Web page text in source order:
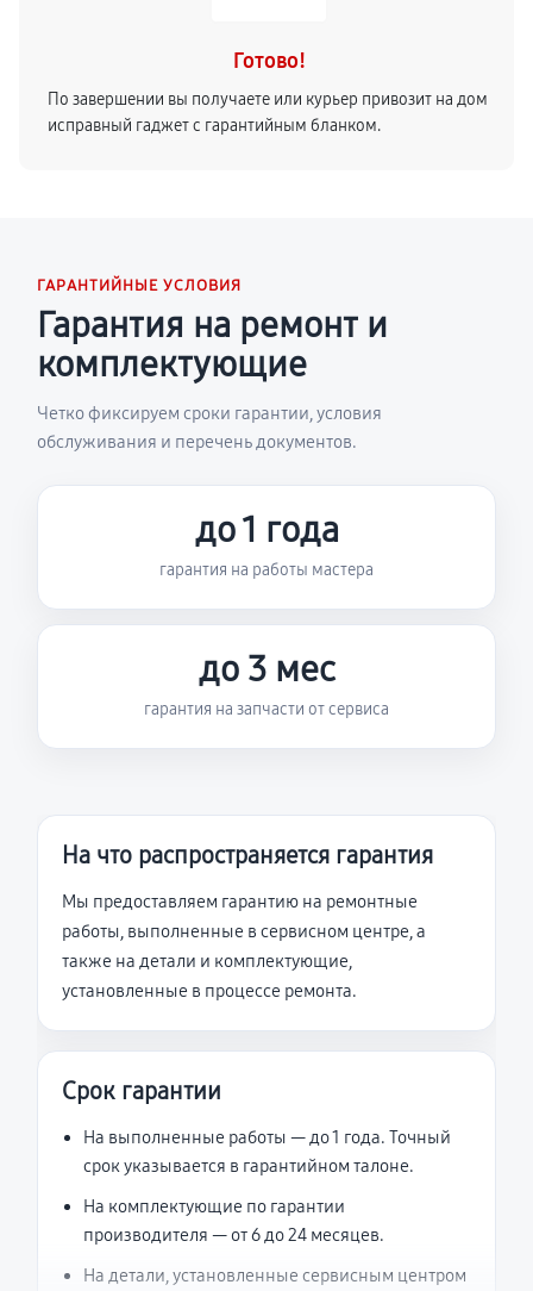
Готово!
По завершении вы получаете или курьер привозит на дом
исправный гаджет с гарантийным бланком.
ГАРАНТИЙНЫЕ УСЛОВИЯ
Гарантия на ремонт и
комплектующие
Четко фиксируем сроки гарантии, условия
обслуживания и перечень документов.
до 1 года
гарантия на работы мастера
до 3 мес
гарантия на запчасти от сервиса
На что распространяется гарантия
Мы предоставляем гарантию на ремонтные
работы, выполненные в сервисном центре, а
также на детали и комплектующие,
установленные в процессе ремонта.
Срок гарантии
На выполненные работы — до 1 года. Точный
срок указывается в гарантийном талоне.
На комплектующие по гарантии
производителя — от 6 до 24 месяцев.
На детали, установленные сервисным центром